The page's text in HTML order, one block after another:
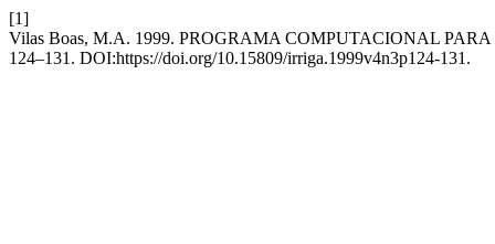
[1]
Vilas Boas, M.A. 1999. PROGRAMA COMPUTACIONAL
124–131. DOI:https://doi.org/10.15809/irriga.1999v4n3p124-131.